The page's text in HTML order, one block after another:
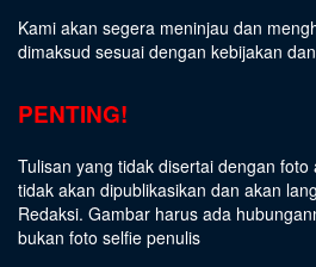
Kami akan segera meninjau dan
dimaksud sesuai dengan kebijakan
PENTING!
Tulisan yang tidak disertai dengan
tidak akan dipublikasikan dan akan
Redaksi. Gambar harus ada
bukan foto selfie penulis